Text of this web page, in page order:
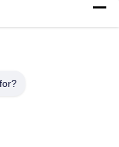
υπολογιστών
για το κέντρο